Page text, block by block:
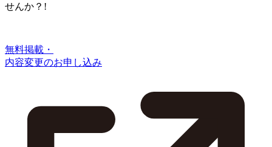
せんか？!
無料掲載・
内容変更のお申し込み